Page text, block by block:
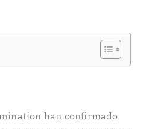
han confirmado